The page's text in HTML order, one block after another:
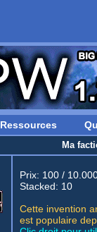
Ressources
Ma
Prix: 100 /
Stacked: 10
Cette invention
est populaire